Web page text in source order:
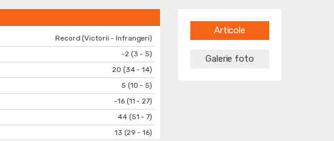
Record (Victorii - Infrangeri)
-2 (3 - 5)
20 (34 - 14)
5 (10 - 5)
-16 (11 - 27)
44 (51 - 7)
13 (29 - 16)
Articole
Galerie foto